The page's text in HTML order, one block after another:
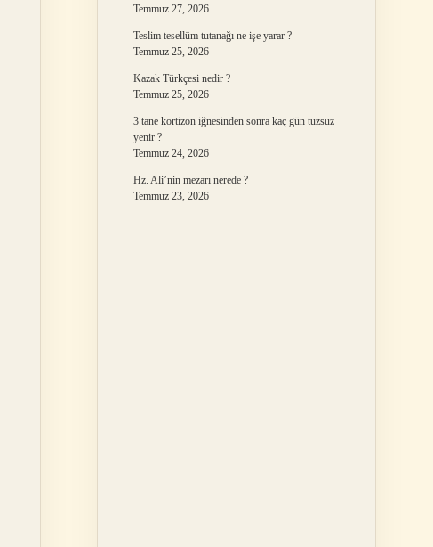
Temmuz 27, 2026
Teslim tesellüm tutanağı ne işe yarar ?
Temmuz 25, 2026
Kazak Türkçesi nedir ?
Temmuz 25, 2026
3 tane kortizon iğnesinden sonra kaç gün tuzsuz
yenir ?
Temmuz 24, 2026
Hz. Ali’nin mezarı nerede ?
Temmuz 23, 2026